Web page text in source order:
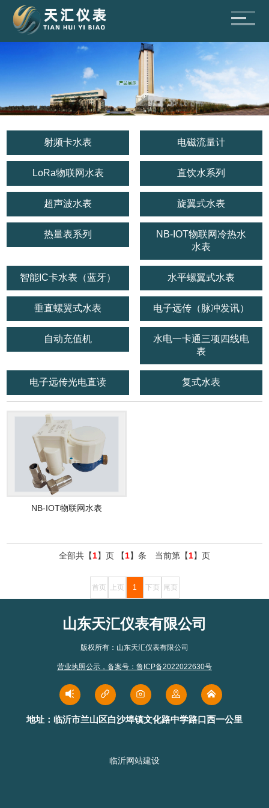
射频卡水表 电磁流量计
LoRa物联网水表 直饮水系列
超声波水表 旋翼式水表
热量表系列
NB-IOT物联网冷热水
水表
智能IC卡水表（蓝牙） 水平螺翼式水表
垂直螺翼式水表 电子远传（脉冲发讯）
自动充值机
水电一卡通三项四线电
表
电子远传光电直读 复式水表
NB-IOT物联网水表
全部共【1】页 【1】条 当前第【1】页
首页 上页 1 下页 尾页
山东天汇仪表有限公司
版权所有：山东天汇仪表有限公司
营业执照公示 ， 备案号：鲁ICP备2022022630号
地址：临沂市兰山区白沙埠镇文化路中学路口西一公里
临沂网站建设